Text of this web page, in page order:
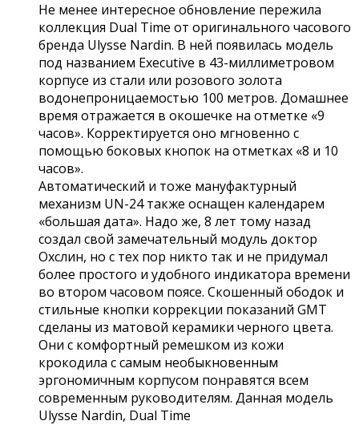
Не менее интересное обновление пережила
коллекция Dual Time от оригинального часового
бренда Ulysse Nardin. В ней появилась модель
под названием Executive в 43-миллиметровом
корпусе из стали или розового золота
водонепроницаемостью 100 метров. Домашнее
время отражается в окошечке на отметке «9
часов». Корректируется оно мгновенно с
помощью боковых кнопок на отметках «8 и 10
часов».
Автоматический и тоже мануфактурный
механизм UN-24 также оснащен календарем
«большая дата». Надо же, 8 лет тому назад
создал свой замечательный модуль доктор
Охслин, но с тех пор никто так и не придумал
более простого и удобного индикатора времени
во втором часовом поясе. Скошенный ободок и
стильные кнопки коррекции показаний GMT
сделаны из матовой керамики черного цвета.
Они с комфортный ремешком из кожи
крокодила с самым необыкновенным
эргономичным корпусом понравятся всем
современным руководителям. Данная модель
Ulysse Nardin, Dual Time